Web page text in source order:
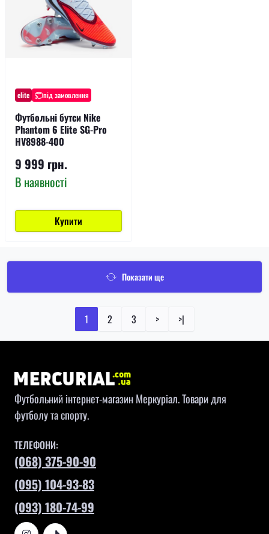
elite під замовлення
Футбольні бутси Nike
Phantom 6 Elite SG-Pro
HV8988-400
9 999 грн.
В наявності
Купити
Показати ще
1 2 3 > >|
Футбольний інтернет-магазин Меркуріал. Товари для
футболу та спорту.
ТЕЛЕФОНИ:
(068) 375-90-90
(095) 104-93-83
(093) 180-74-99